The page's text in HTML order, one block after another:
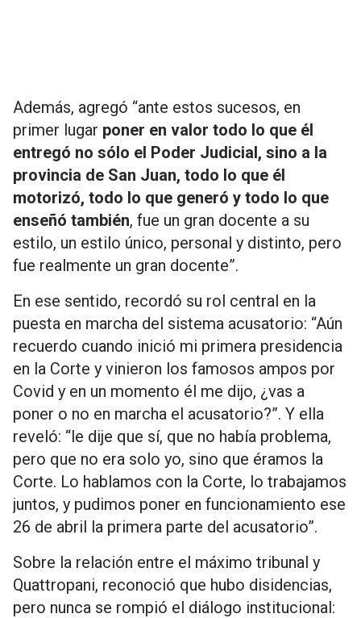
Además, agregó “ante estos sucesos, en
primer lugar poner en valor todo lo que él
entregó no sólo el Poder Judicial, sino a la
provincia de San Juan, todo lo que él
motorizó, todo lo que generó y todo lo que
enseñó también, fue un gran docente a su
estilo, un estilo único, personal y distinto, pero
fue realmente un gran docente”.
En ese sentido, recordó su rol central en la
puesta en marcha del sistema acusatorio: “Aún
recuerdo cuando inició mi primera presidencia
en la Corte y vinieron los famosos ampos por
Covid y en un momento él me dijo, ¿vas a
poner o no en marcha el acusatorio?”. Y ella
reveló: “le dije que sí, que no había problema,
pero que no era solo yo, sino que éramos la
Corte. Lo hablamos con la Corte, lo trabajamos
juntos, y pudimos poner en funcionamiento ese
26 de abril la primera parte del acusatorio”.
Sobre la relación entre el máximo tribunal y
Quattropani, reconoció que hubo disidencias,
pero nunca se rompió el diálogo institucional: